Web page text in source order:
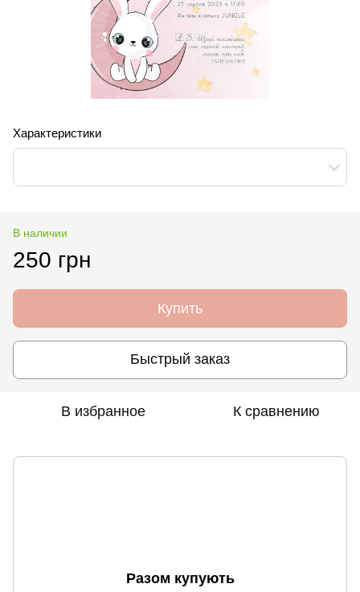
Характеристики
В наличии
250 грн
Купить
Быстрый заказ
В избранное К сравнению
Разом купують